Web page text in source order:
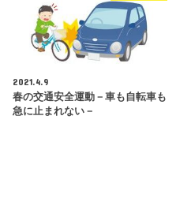
2021.4.9
春の交通安全運動－車も自転車も
急に止まれない－